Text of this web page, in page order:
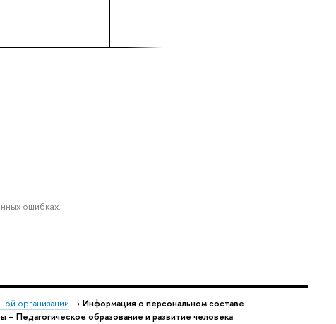
ошибках.
организации → Информация о персональном составе
– Педагогическое образование и развитие человека